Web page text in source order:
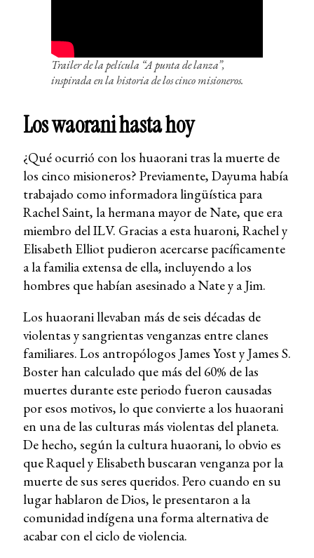
Trailer de la película “A punta de lanza”,
inspirada en la historia de los cinco misioneros.
Los waorani hasta hoy
¿Qué ocurrió con los huaorani tras la muerte de
los cinco misioneros? Previamente, Dayuma había
trabajado como informadora lingüística para
Rachel Saint, la hermana mayor de Nate, que era
miembro del ILV. Gracias a esta huaroni, Rachel y
Elisabeth Elliot pudieron acercarse pacíficamente
a la familia extensa de ella, incluyendo a los
hombres que habían asesinado a Nate y a Jim.
Los huaorani llevaban más de seis décadas de
violentas y sangrientas venganzas entre clanes
familiares. Los antropólogos James Yost y James S.
Boster han calculado que más del 60% de las
muertes durante este periodo fueron causadas
por esos motivos, lo que convierte a los huaorani
en una de las culturas más violentas del planeta.
De hecho, según la cultura huaorani, lo obvio es
que Raquel y Elisabeth buscaran venganza por la
muerte de sus seres queridos. Pero cuando en su
lugar hablaron de Dios, le presentaron a la
comunidad indígena una forma alternativa de
acabar con el ciclo de violencia.